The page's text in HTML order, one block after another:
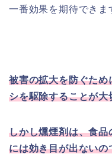
一番効果を期待できま
被害の拡大を防ぐた
シを駆除することが大
しかし燻煙剤は、食
には効き目が出ないの